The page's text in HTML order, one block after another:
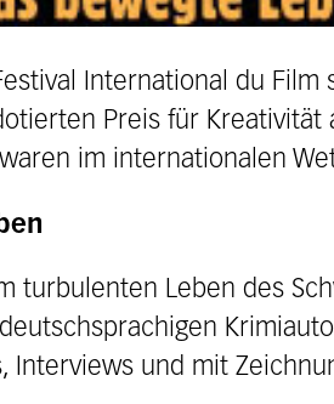
International du Film
Preis für Kreativität
im internationalen
turbulenten Leben des
Interviews und mit